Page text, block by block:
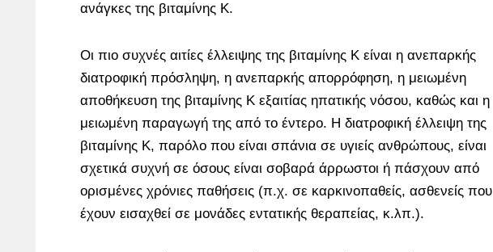
ανάγκες της βιταμίνης Κ.
Οι πιο συχνές αιτίες έλλειψης της βιταμίνης Κ είναι η ανεπαρκής
διατροφική πρόσληψη, η ανεπαρκής απορρόφηση, η μειωμένη
αποθήκευση της βιταμίνης Κ εξαιτίας ηπατικής νόσου, καθώς και η
μειωμένη παραγωγή της από το έντερο. Η διατροφική έλλειψη της
βιταμίνης Κ, παρόλο που είναι σπάνια σε υγιείς ανθρώπους, είναι
σχετικά συχνή σε όσους είναι σοβαρά άρρωστοι ή πάσχουν από
ορισμένες χρόνιες παθήσεις (π.χ. σε καρκινοπαθείς, ασθενείς που
έχουν εισαχθεί σε μονάδες εντατικής θεραπείας, κ.λπ.).